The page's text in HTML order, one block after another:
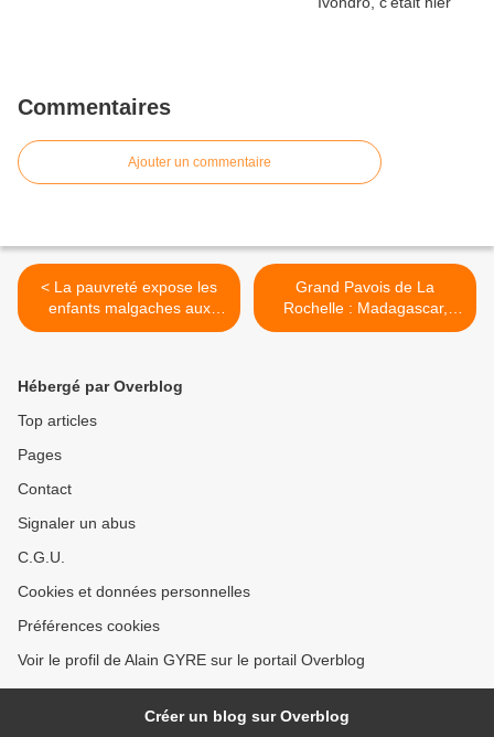
Commentaires
Ajouter un commentaire
< La pauvreté expose les
enfants malgaches aux
travaux dangereux
Grand Pavois de La
Rochelle : Madagascar,
pays invité d’honneur 2018
Hébergé par Overblog
Top articles
Pages
Contact
Signaler un abus
C.G.U.
Cookies et données personnelles
Préférences cookies
Voir le profil de Alain GYRE sur le portail Overblog
Créer un blog sur Overblog